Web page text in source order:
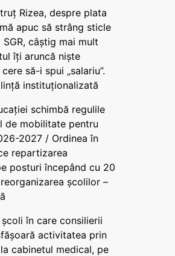
Rizea, despre plata
apuc să strâng sticle
câștig mai mult
îți aruncă niște
să-i spui „salariu”.
instituționalizată
schimbă regulile
de mobilitate pentru
2027 / Ordinea în
repartizarea
posturi începând cu 20
școlilor –
în care consilierii
activitatea prin
cabinetul medical, pe